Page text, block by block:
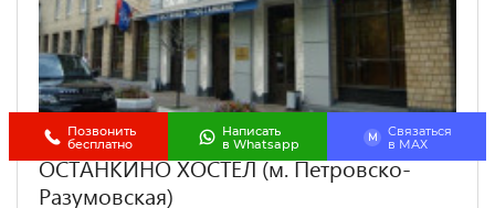
ОСТАНКИНО ХОСТЕЛ (м. Петровско-
Разумовская)
Позвонить
бесплатно
Написать
в Whatsapp
M
Связаться
в МАХ